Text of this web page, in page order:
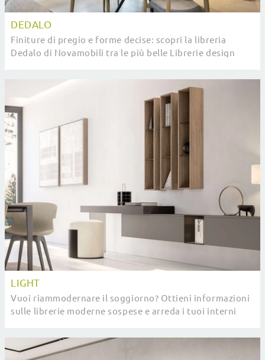
DEDALO
Finiture di pregio e forme decise: scopri la libreria
Dedalo di Novamobili tra le più belle Librerie design
LIGHT
Vuoi riammodernare il soggiorno? Ottieni informazioni
sulle librerie moderne sospese e arreda i tuoi interni